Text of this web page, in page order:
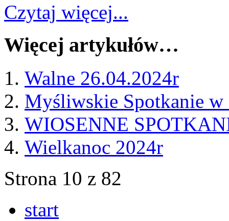
Czytaj więcej...
Więcej artykułów…
Walne 26.04.2024r
Myśliwskie Spotkanie
WIOSENNE
Wielkanoc 2024r
Strona 10 z 82
start